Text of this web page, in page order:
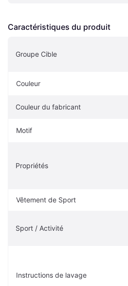
Caractéristiques du produit
Groupe Cible
Couleur
Couleur du fabricant
Motif
Propriétés
Vêtement de Sport
Sport / Activité
Instructions de lavage